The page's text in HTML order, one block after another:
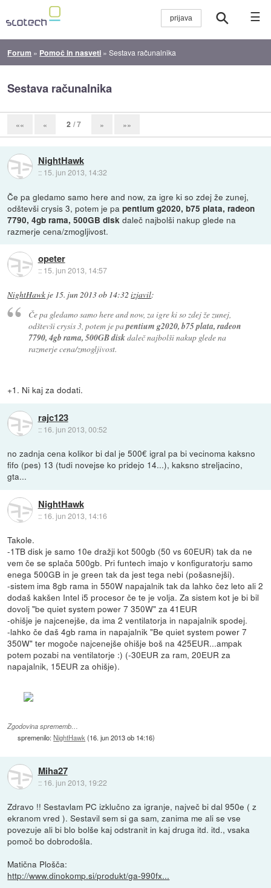
☰
Forum » Pomoč in nasveti »Sestava računalnika
Sestava računalnika
«« « 2 / 7 » »»
NightHawk
:: 15. jun 2013, 14:32
Če pa gledamo samo here and now, za igre ki so zdej že zunej,
odštevši crysis 3, potem je papentium g2020, b75 plata, radeon
7790, 4gb rama, 500GB disk daleč najbolši nakup glede na
razmerje cena/zmogljivost.
opeter
:: 15. jun 2013, 14:57
NightHawk je 15. jun 2013 ob 14:32 izjavil:
Če pa gledamo samo here and now, za igre ki so zdej že zunej,
odštevši crysis 3, potem je papentium g2020, b75 plata, radeon
7790, 4gb rama, 500GB diskdaleč najbolši nakup glede na
razmerje cena/zmogljivost.
+1. Ni kaj za dodati.
rajc123
:: 16. jun 2013, 00:52
no zadnja cena kolikor bi dal je 500€ igral pa bi vecinoma kaksno
fifo (pes) 13 (tudi novejse ko pridejo 14...), kaksno streljacino,
gta...
NightHawk
:: 16. jun 2013, 14:16
Takole.
-1TB disk je samo 10e dražji kot 500gb (50 vs 60EUR) tak da ne
vem če se splača 500gb. Pri funtech imajo v konfiguratorju samo
enega 500GB in je green tak da jest tega nebi (pošasnejši).
-sistem ima 8gb rama in 550W napajalnik tak da lahko čez leto ali 2
dodaš kakšen Intel i5 procesor če te je volja. Za sistem kot je bi bil
dovolj "be quiet system power 7 350W" za 41EUR
-ohišje je najcenejše, da ima 2 ventilatorja in napajalnik spodej.
-lahko če daš 4gb rama in napajalnik "Be quiet system power 7
350W" ter mogoče najcenejše ohišje boš na 425EUR...ampak
potem pozabi na ventilatorje :) (-30EUR za ram, 20EUR za
napajalnik, 15EUR za ohišje).
Zgodovina sprememb…
spremenilo:NightHawk(16. jun 2013 ob 14:16)
Miha27
:: 16. jun 2013, 19:22
Zdravo !! Sestavlam PC izklučno za igranje, največ bi dal 950e ( z
ekranom vred ). Sestavil sem si ga sam, zanima me ali se vse
povezuje ali bi blo bolše kaj odstranit in kaj druga itd. itd., vsaka
pomoč bo dobrodošla.
Matična Plošča:
http://www.dinokomp.si/produkt/ga-990fx...